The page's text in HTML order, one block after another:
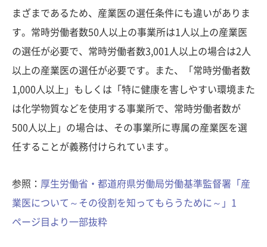
まざまであるため、産業医の選任条件にも違いがありま
す。常時労働者数50人以上の事業所は1人以上の産業医
の選任が必要で、常時労働者数3,001人以上の場合は2人
以上の産業医の選任が必要です。また、「常時労働者数
1,000人以上」もしくは「特に健康を害しやすい環境また
は化学物質などを使用する事業所で、常時労働者数が
500人以上」の場合は、その事業所に専属の産業医を選
任することが義務付けられています。
参照： 厚生労働省・都道府県労働局労働基準監督署「産
業医について～その役割を知ってもらうために～」1
ページ目より一部抜粋